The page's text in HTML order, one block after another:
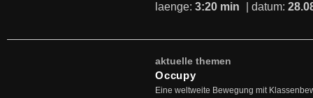
laenge: 3:20 min | datum:
aktuelle themen
Occupy
Eine weltweite Bewegung mit